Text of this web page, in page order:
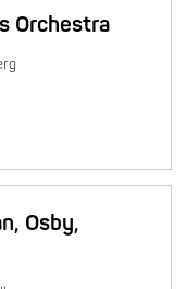
Orchestra
Osby,